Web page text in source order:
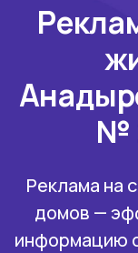
№
Реклама на
домов —
информацию